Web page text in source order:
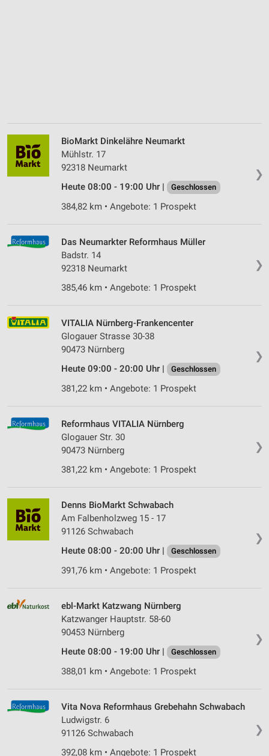
❯
BioMarkt Dinkelähre Neumarkt
Mühlstr. 17
92318 Neumarkt
Heute 08:00 - 19:00 Uhr |
Geschlossen
384,82 km • Angebote: 1 Prospekt
❯
Das Neumarkter Reformhaus Müller
Badstr. 14
92318 Neumarkt
385,46 km • Angebote: 1 Prospekt
❯
VITALIA Nürnberg-Frankencenter
Glogauer Strasse 30-38
90473 Nürnberg
Heute 09:00 - 20:00 Uhr |
Geschlossen
381,22 km • Angebote: 1 Prospekt
❯
Reformhaus VITALIA Nürnberg
Glogauer Str. 30
90473 Nürnberg
381,22 km • Angebote: 1 Prospekt
❯
Denns BioMarkt Schwabach
Am Falbenholzweg 15 - 17
91126 Schwabach
Heute 08:00 - 20:00 Uhr |
Geschlossen
391,76 km • Angebote: 1 Prospekt
❯
ebl-Markt Katzwang Nürnberg
Katzwanger Hauptstr. 58-60
90453 Nürnberg
Heute 08:00 - 19:00 Uhr |
Geschlossen
388,01 km • Angebote: 1 Prospekt
❯
Vita Nova Reformhaus Grebehahn Schwabach
Ludwigstr. 6
91126 Schwabach
392,08 km • Angebote: 1 Prospekt